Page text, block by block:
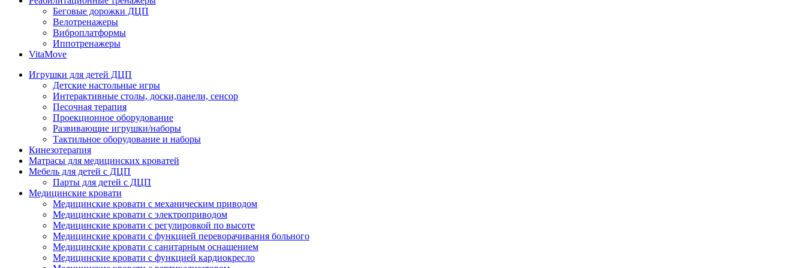
Беговые дорожки ДЦП
Велотренажеры
Виброплатформы
Иппотренажеры
VitaMove
Игрушки для детей ДЦП
Детские настольные игры
Интерактивные столы, доски,панели, сенсор
Песочная терапия
Проекционное оборудование
Развивающие игрушки/наборы
Тактильное оборудование и наборы
Кинезотерапия
Матрасы для медицинских кроватей
Мебель для детей с ДЦП
Парты для детей с ДЦП
Медицинские кровати
Медицинские кровати с механическим приводом
Медицинские кровати с электроприводом
Медицинские кровати с регулировкой по высоте
Медицинские кровати с функцией переворачивания больного
Медицинские кровати с санитарным оснащением
Медицинские кровати с функцией кардиокресло